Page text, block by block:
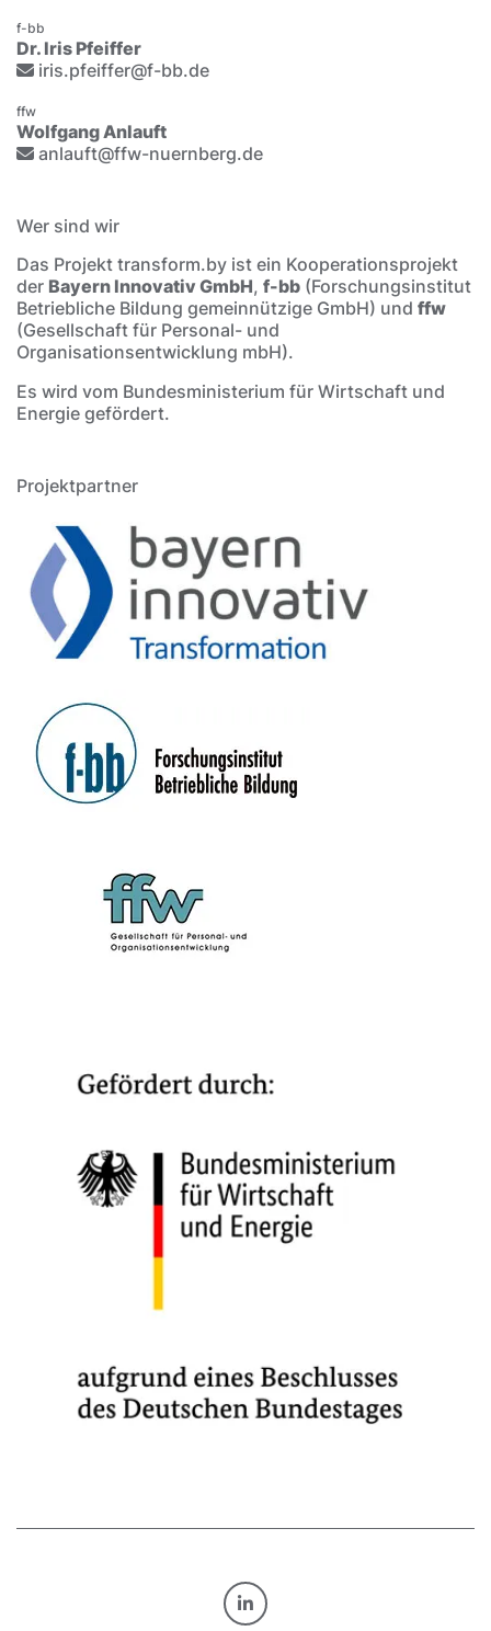
f-bb
Dr. Iris Pfeiffer
iris.pfeiffer@f-bb.de
ffw
Wolfgang Anlauft
anlauft@ffw-nuernberg.de
Wer sind wir
Das Projekt transform.by ist ein Kooperationsprojekt
der Bayern Innovativ GmbH, f-bb (Forschungsinstitut
Betriebliche Bildung gemeinnützige GmbH) und ffw
(Gesellschaft für Personal- und
Organisationsentwicklung mbH).
Es wird vom Bundesministerium für Wirtschaft und
Energie gefördert.
Projektpartner
TRANSFORM.BY AUF